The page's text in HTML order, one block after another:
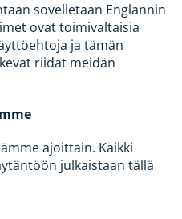
sovelletaan Englannin
ovat toimivaltaisia
ja tämän
riidat meidän
ajoittain. Kaikki
julkaistaan tällä